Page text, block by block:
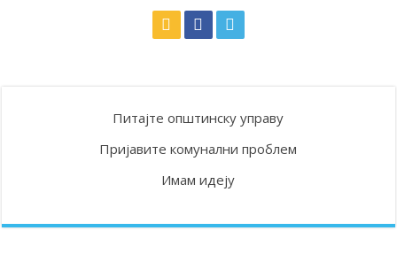
Питајте општинску управу
Пријавите комунални проблем
Имам идеју